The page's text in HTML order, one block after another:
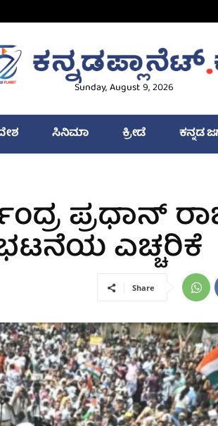
Sunday, August 9, 2026
ಸಿನಿಮಾ ಕ್ರೀಡೆ ಕನ್ನಡ
ಪ್ರಧಾನ್‌
ಎಚ್ಚರಿಕೆ
Share